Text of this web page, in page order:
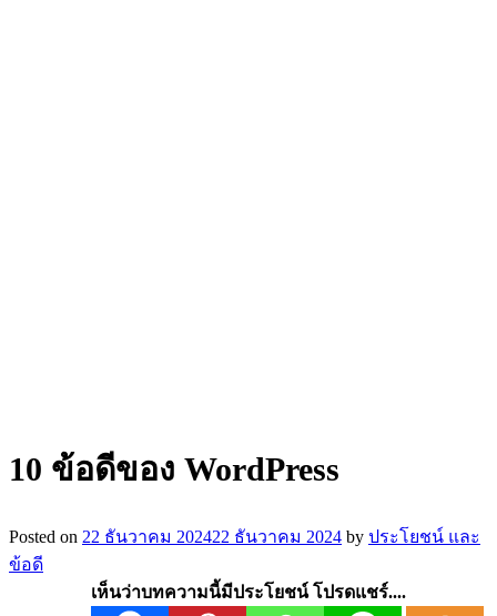
10 ข้อดีของ WordPress
Posted on 22 ธันวาคม 202422 ธันวาคม 2024 by ประโยชน์ และ
ข้อดี
เห็นว่าบทความนี้มีประโยชน์ โปรดแชร์....